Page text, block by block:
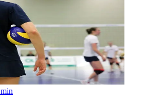
min